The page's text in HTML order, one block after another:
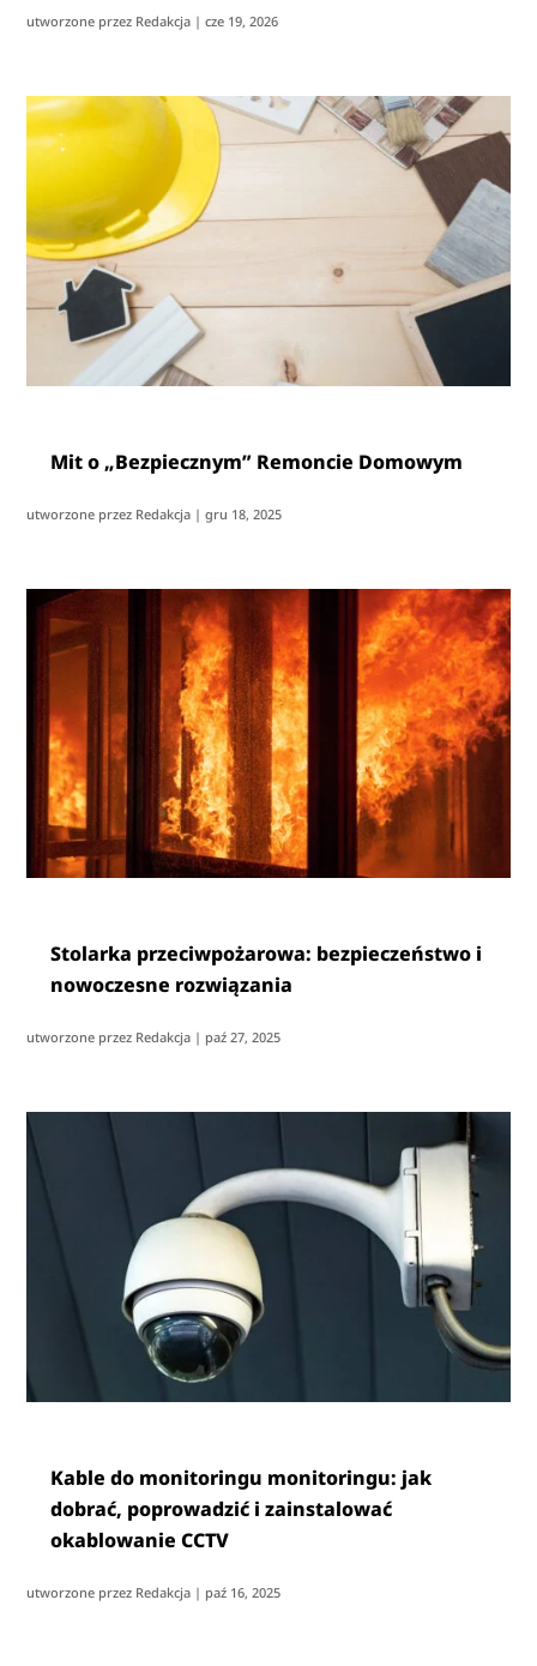
utworzone przez Redakcja |cze 19, 2026
Mit o „Bezpiecznym” Remoncie Domowym
utworzone przez Redakcja |gru 18, 2025
Stolarka przeciwpożarowa: bezpieczeństwo i
nowoczesne rozwiązania
utworzone przez Redakcja | paź 27, 2025
Kable do monitoringu monitoringu: jak
dobrać, poprowadzić i zainstalować
okablowanie CCTV
utworzone przez Redakcja | paź 16, 2025